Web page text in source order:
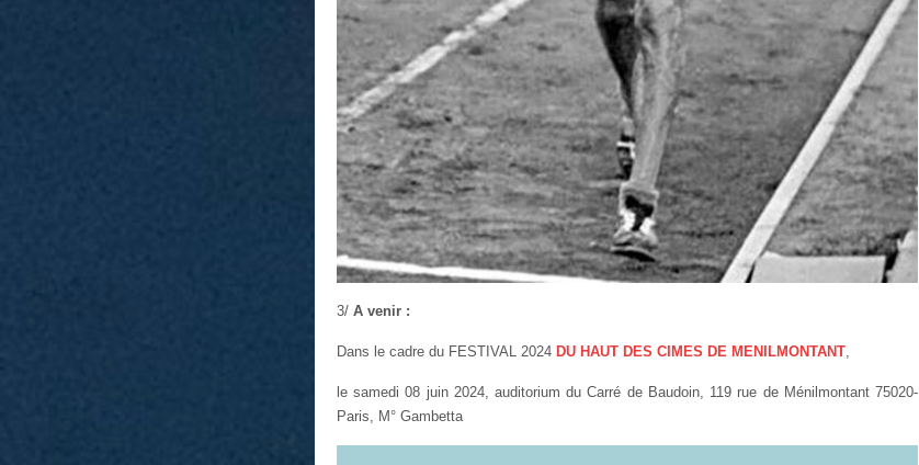
3/ A venir :
Dans le cadre du FESTIVAL 2024 DU HAUT DES CIMES DE MENILMONTANT,
le samedi 08 juin 2024, auditorium du Carré de Baudoin, 119 rue de Ménilmontant 75020-
Paris, M° Gambetta